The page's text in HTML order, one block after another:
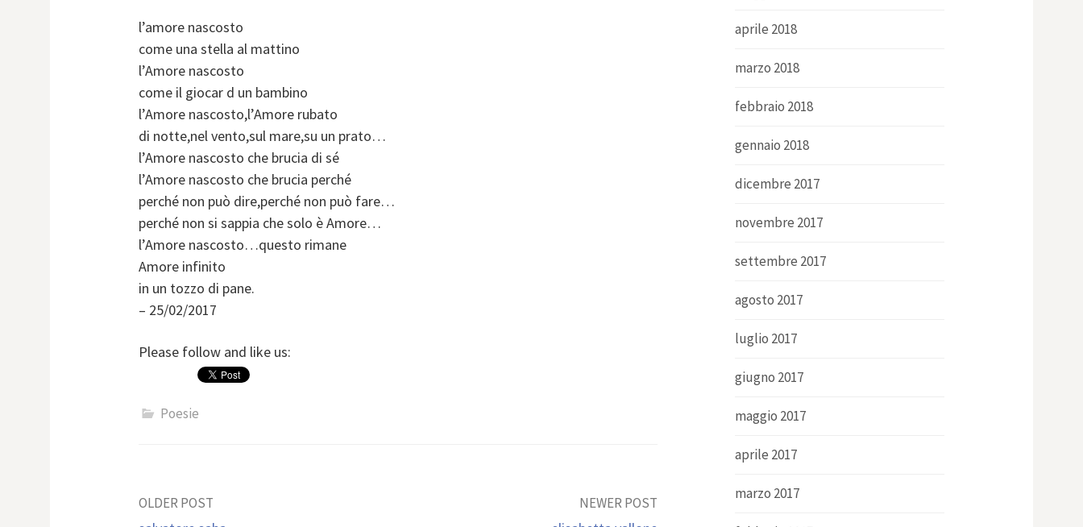
l’amore nascosto
come una stella al mattino
l’Amore nascosto
come il giocar d un bambino
l’Amore nascosto,l’Amore rubato
di notte,nel vento,sul mare,su un prato…
l’Amore nascosto che brucia di sé
l’Amore nascosto che brucia perché
perché non può dire,perché non può fare…
perché non si sappia che solo è Amore…
l’Amore nascosto…questo rimane
Amore infinito
in un tozzo di pane.
– 25/02/2017
Please follow and like us:
Poesie
Post
OLDER POST NEWER POST
aprile 2018
marzo 2018
febbraio 2018
gennaio 2018
dicembre 2017
novembre 2017
settembre 2017
agosto 2017
luglio 2017
giugno 2017
maggio 2017
aprile 2017
marzo 2017